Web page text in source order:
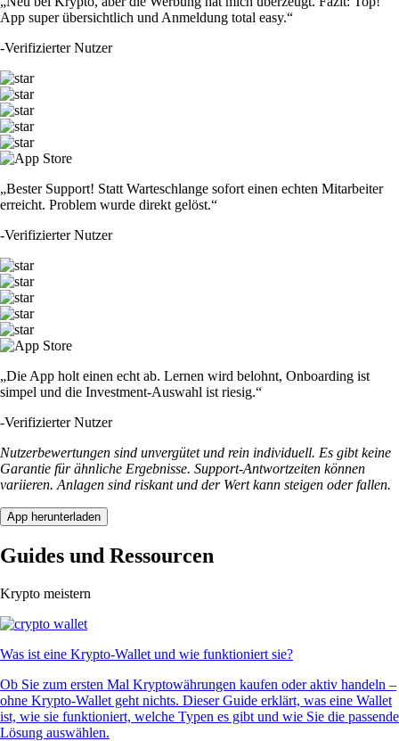
App super übersichtlich und Anmeldung total easy.“
-Verifizierter Nutzer
„Bester Support! Statt Warteschlange sofort einen echten Mitarbeiter
erreicht. Problem wurde direkt gelöst.“
-Verifizierter Nutzer
„Die App holt einen echt ab. Lernen wird belohnt, Onboarding ist
simpel und die Investment-Auswahl ist riesig.“
-Verifizierter Nutzer
Nutzerbewertungen sind unvergütet und rein individuell. Es gibt keine
Garantie für ähnliche Ergebnisse. Support-Antwortzeiten können
variieren. Anlagen sind riskant und der Wert kann steigen oder fallen.
App herunterladen
Guides und Ressourcen
Krypto meistern
Was ist eine Krypto-Wallet und wie funktioniert sie?
Ob Sie zum ersten Mal Kryptowährungen kaufen oder aktiv handeln –
ohne Krypto-Wallet geht nichts. Dieser Guide erklärt, was eine Wallet
ist, wie sie funktioniert, welche Typen es gibt und wie Sie die passende
Lösung auswählen.